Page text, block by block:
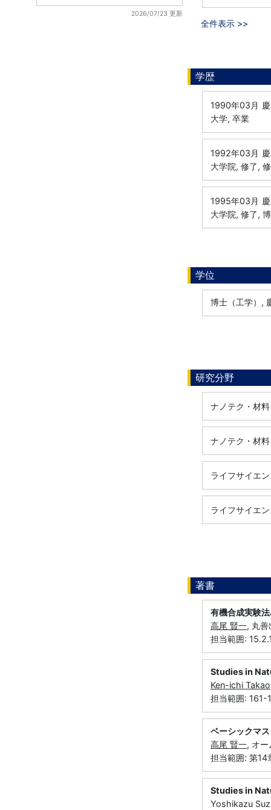
2026/07/23 更新
全件表示 >>
学歴
1990年03月
大学, 卒業
1992年03月
大学院, 修了,
1995年03月
大学院, 修了,
学位
博士（工学）,
研究分野
ナノテク・材
ナノテク・材
ライフサイエ
ライフサイエ
著書
有機合成実験
高尾 賢一, 丸
担当範囲:
Studies in
Ken-ichi Takao
担当範囲: 161-
ベーシックマ
高尾 賢一, オー
担当範囲: 第
Studies in
Yoshikazu